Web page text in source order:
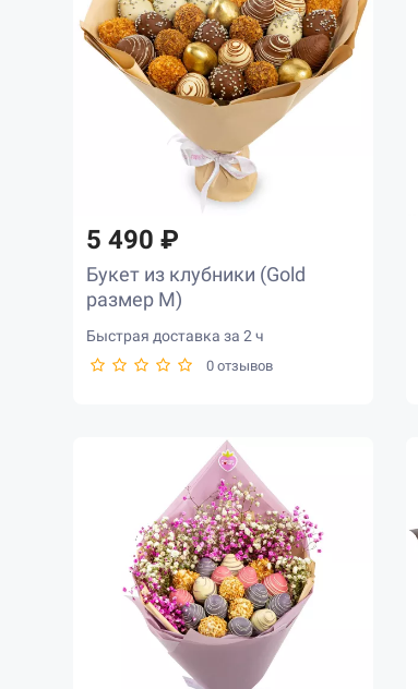
5 490 ₽
Букет из клубники (Gold
размер М)
Быстрая доставка за 2 ч
0 отзывов